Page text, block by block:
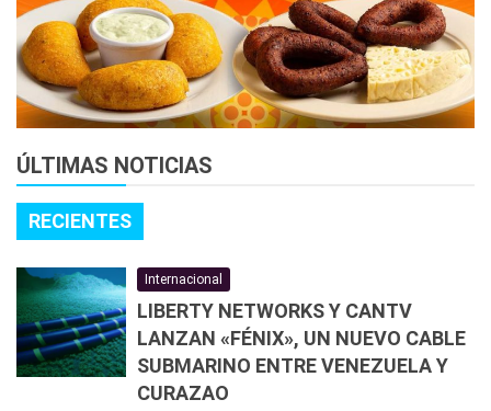
ÚLTIMAS NOTICIAS
RECIENTES
Internacional
LIBERTY NETWORKS Y CANTV
LANZAN «FÉNIX», UN NUEVO CABLE
SUBMARINO ENTRE VENEZUELA Y
CURAZAO